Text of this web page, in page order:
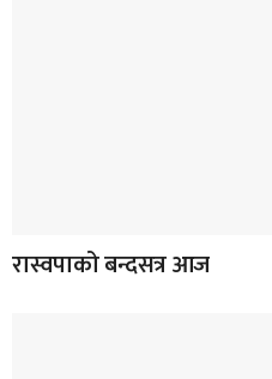
रास्वपाको बन्दसत्र आज